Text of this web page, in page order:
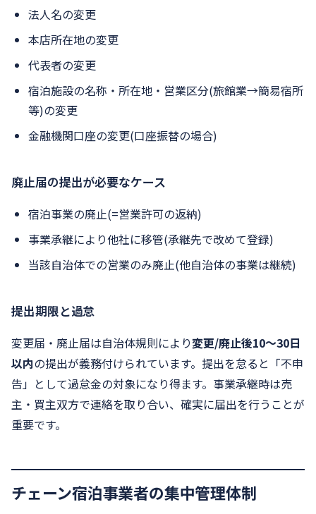
法人名の変更
本店所在地の変更
代表者の変更
宿泊施設の名称・所在地・営業区分(旅館業→簡易宿所
等)の変更
金融機関口座の変更(口座振替の場合)
廃止届の提出が必要なケース
宿泊事業の廃止(=営業許可の返納)
事業承継により他社に移管(承継先で改めて登録)
当該自治体での営業のみ廃止(他自治体の事業は継続)
提出期限と過怠
変更届・廃止届は自治体規則により変更/廃止後10〜30日
以内の提出が義務付けられています。提出を怠ると「不申
告」として過怠金の対象になり得ます。事業承継時は売
主・買主双方で連絡を取り合い、確実に届出を行うことが
重要です。
チェーン宿泊事業者の集中管理体制